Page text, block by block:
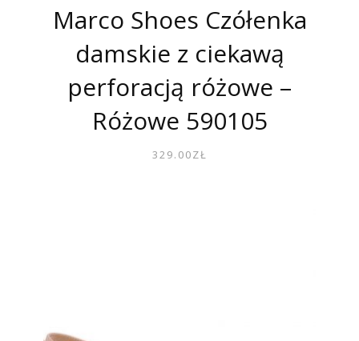
Marco Shoes Czółenka
damskie z ciekawą
perforacją różowe –
Różowe 590105
329.00ZŁ